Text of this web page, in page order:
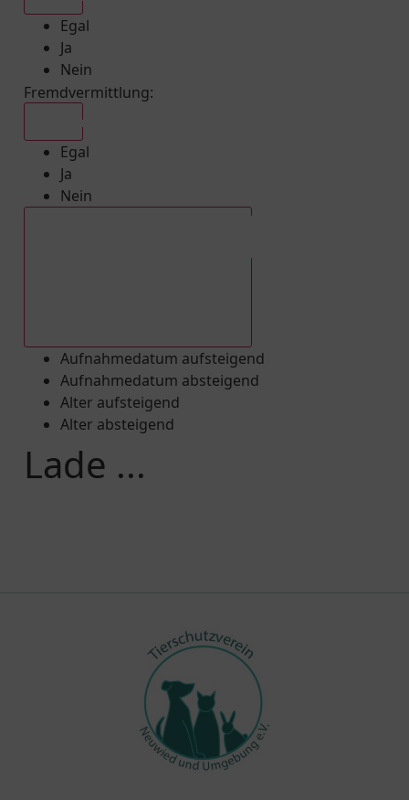
Egal
Ja
Nein
Fremdvermittlung:
Egal
Ja
Nein
Aufnahmedatum aufsteigend
Aufnahmedatum absteigend
Alter aufsteigend
Alter absteigend
Lade ...